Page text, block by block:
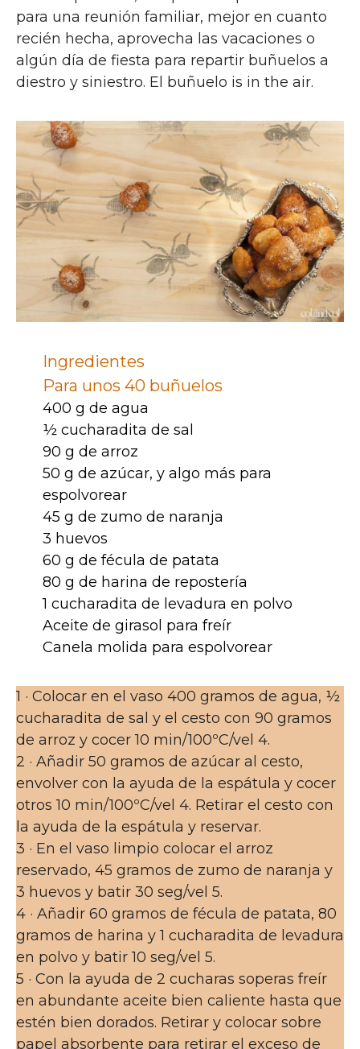
para una reunión familiar, mejor en cuanto
recién hecha, aprovecha las vacaciones o
algún día de fiesta para repartir buñuelos a
diestro y siniestro. El buñuelo is in the air.
Ingredientes
Para unos 40 buñuelos
400 g de agua
½ cucharadita de sal
90 g de arroz
50 g de azúcar, y algo más para
espolvorear
45 g de zumo de naranja
3 huevos
60 g de fécula de patata
80 g de harina de repostería
1 cucharadita de levadura en polvo
Aceite de girasol para freír
Canela molida para espolvorear
1 · Colocar en el vaso 400 gramos de agua, ½
cucharadita de sal y el cesto con 90 gramos
de arroz y cocer 10 min/100ºC/vel 4.
2 · Añadir 50 gramos de azúcar al cesto,
envolver con la ayuda de la espátula y cocer
otros 10 min/100ºC/vel 4. Retirar el cesto con
la ayuda de la espátula y reservar.
3 · En el vaso limpio colocar el arroz
reservado, 45 gramos de zumo de naranja y
3 huevos y batir 30 seg/vel 5.
4 · Añadir 60 gramos de fécula de patata, 80
gramos de harina y 1 cucharadita de levadura
en polvo y batir 10 seg/vel 5.
5 · Con la ayuda de 2 cucharas soperas freír
en abundante aceite bien caliente hasta que
estén bien dorados. Retirar y colocar sobre
papel absorbente para retirar el exceso de